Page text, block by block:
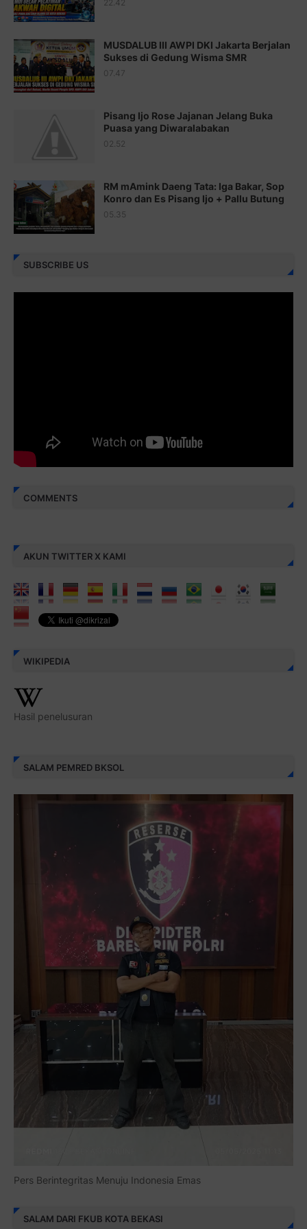
Juz 18 ⇨http://j.mp/2b8SCfc
Juz 19 ⇨http://j.mp/2bFSq95
Juz 20 ⇨http://j.mp/2brI1zc
Juz 21 ⇨http://j.mp/2b8VcBO
http://j.mp/2bFRxNP
http://j.mp/2brItxm
Juz 25 ⇨http://j.mp/2brImlf
Juz 26 ⇨http://j.mp/2bFRHF2
22.42
MUSDALUB III AWPI DKI Jakarta Berjalan
Sukses di Gedung Wisma SMR
07.47
Pisang Ijo Rose Jajanan Jelang Buka
Puasa yang Diwaralabakan
02.52
RM mAmink Daeng Tata: Iga Bakar, Sop
Konro dan Es Pisang Ijo + Pallu Butung
05.35
SUBSCRIBE US
COMMENTS
AKUN TWITTER X KAMI
WIKIPEDIA
Hasil penelusuran
SALAM PEMRED BKSOL
Pers Berintegritas Menuju Indonesia Emas
SALAM DARI FKUB KOTA BEKASI